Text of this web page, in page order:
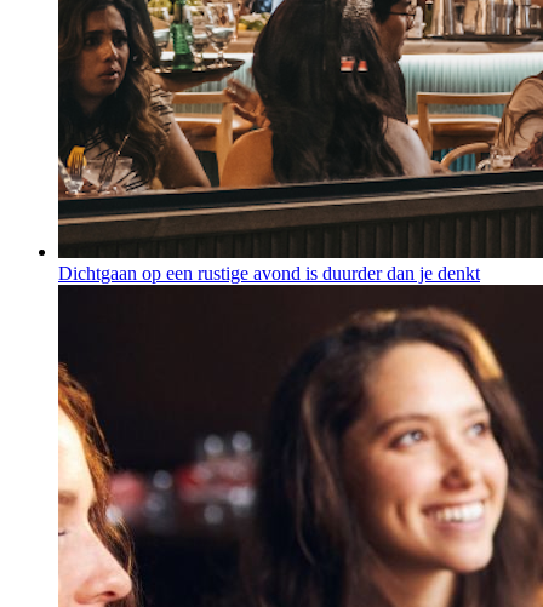
Dichtgaan op een rustige avond is duurder dan je denkt